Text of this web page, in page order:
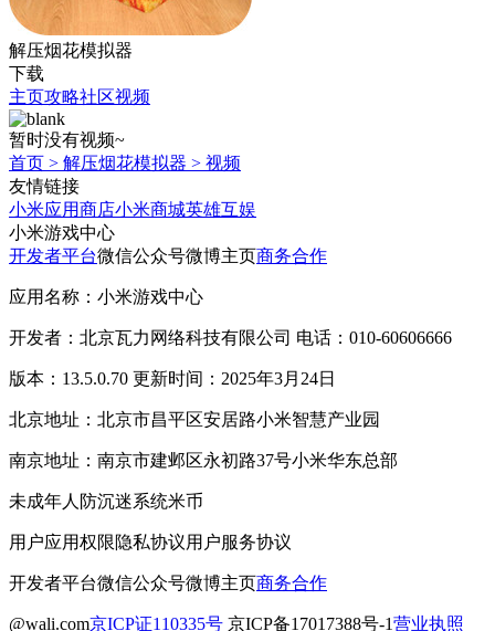
解压烟花模拟器
下载
主页攻略社区视频
暂时没有视频~
首页 > 解压烟花模拟器 > 视频
友情链接
小米应用商店小米商城英雄互娱
小米游戏中心
开发者平台微信公众号微博主页商务合作
应用名称：小米游戏中心
开发者：北京瓦力网络科技有限公司 电话：010-60606666
版本：13.5.0.70 更新时间：2025年3月24日
北京地址：北京市昌平区安居路小米智慧产业园
南京地址：南京市建邺区永初路37号小米华东总部
未成年人防沉迷系统米币
用户应用权限隐私协议用户服务协议
开发者平台微信公众号微博主页商务合作
@wali.com京ICP证110335号 京ICP备17017388号-1营业执照